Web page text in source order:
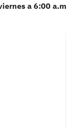
a 6:00 a.m